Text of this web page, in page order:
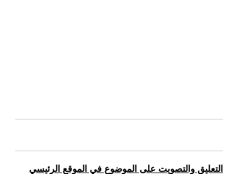
التعليق والتصويت على الموضوع في الموقع الرئيسي